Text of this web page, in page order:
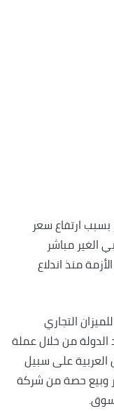
ارتفاع سعر
الغير مباشر
منذ اندلاع
التجاري
الدولة من خلال عملة
العربية على سبيل
وبيع حصة من شركة